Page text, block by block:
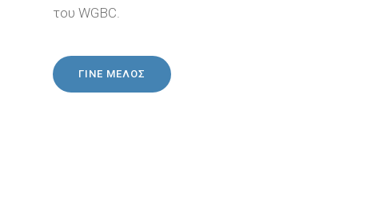
του WGBC.
ΓΙΝΕ ΜΕΛΟΣ